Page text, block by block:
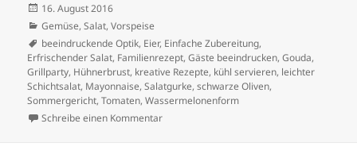
Veröffentlicht
am
16. August 2016
Kategorien
Gemüse,Salat,Vorspeise
Schlagwörter
beeindruckende Optik, Eier, Einfache Zubereitung,
Erfrischender Salat, Familienrezept,Gäste beeindrucken,Gouda,
Grillparty, Hühnerbrust, kreative Rezepte, kühl servieren, leichter
Schichtsalat, Mayonnaise,Salatgurke,schwarze Oliven,
Sommergericht,Tomaten,Wassermelonenform
Schreibe einen Kommentarzu Erfrischender, leichter Schichtsalat in